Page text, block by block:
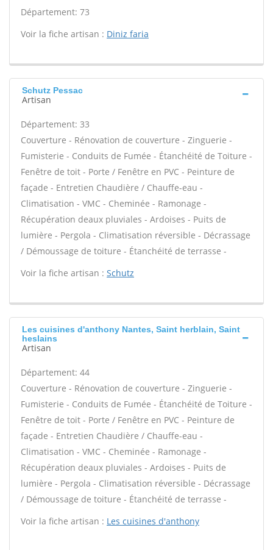
Département: 73
Voir la fiche artisan : Diniz faria
Schutz Pessac
Artisan
Département: 33
Couverture - Rénovation de couverture - Zinguerie -
Fumisterie - Conduits de Fumée - Étanchéité de Toiture -
Fenêtre de toit - Porte / Fenêtre en PVC - Peinture de
façade - Entretien Chaudière / Chauffe-eau -
Climatisation - VMC - Cheminée - Ramonage -
Récupération deaux pluviales - Ardoises - Puits de
lumière - Pergola - Climatisation réversible - Décrassage
/ Démoussage de toiture - Étanchéité de terrasse -
Voir la fiche artisan : Schutz
Les cuisines d'anthony Nantes, Saint herblain, Saint
heslains
Artisan
Département: 44
Couverture - Rénovation de couverture - Zinguerie -
Fumisterie - Conduits de Fumée - Étanchéité de Toiture -
Fenêtre de toit - Porte / Fenêtre en PVC - Peinture de
façade - Entretien Chaudière / Chauffe-eau -
Climatisation - VMC - Cheminée - Ramonage -
Récupération deaux pluviales - Ardoises - Puits de
lumière - Pergola - Climatisation réversible - Décrassage
/ Démoussage de toiture - Étanchéité de terrasse -
Voir la fiche artisan : Les cuisines d'anthony